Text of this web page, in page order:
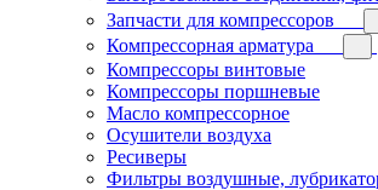
Запчасти для компрессоров
Компрессорная арматура
Компрессоры винтовые
Компрессоры поршневые
Масло компрессорное
Осушители воздуха
Ресиверы
Фильтры воздушные,